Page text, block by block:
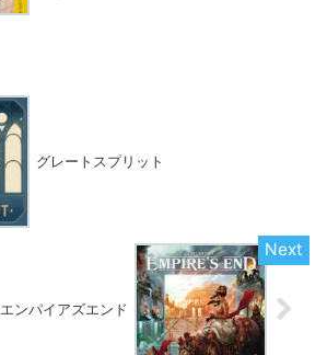
グレートスプリット
エンパイアズエンド